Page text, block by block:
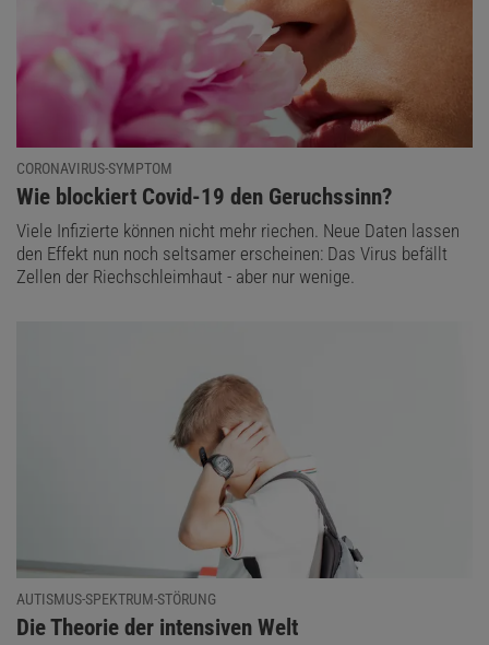
CORONAVIRUS-SYMPTOM
:
Wie blockiert Covid-19 den Geruchssinn?
Viele Infizierte können nicht mehr riechen. Neue Daten lassen
den Effekt nun noch seltsamer erscheinen: Das Virus befällt
Zellen der Riechschleimhaut - aber nur wenige.
AUTISMUS-SPEKTRUM-STÖRUNG
:
Die Theorie der intensiven Welt